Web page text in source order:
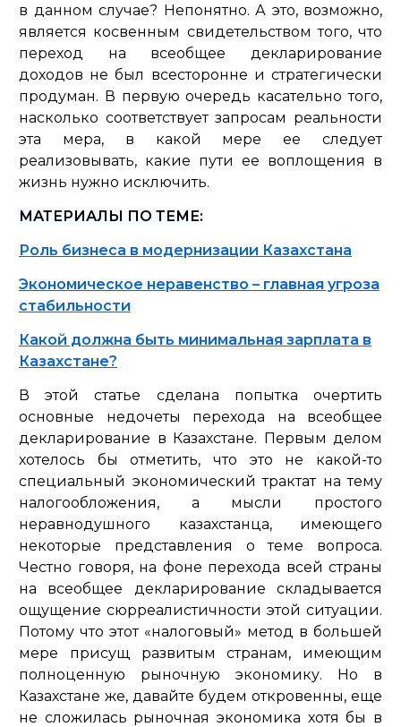
в данном случае? Непонятно. А это, возможно,
является косвенным свидетельством того, что
переход на всеобщее декларирование
доходов не был всесторонне и стратегически
продуман. В первую очередь касательно того,
насколько соответствует запросам реальности
эта мера, в какой мере ее следует
реализовывать, какие пути ее воплощения в
жизнь нужно исключить.
МАТЕРИАЛЫ ПО ТЕМЕ:
Роль бизнеса в модернизации Казахстана
Экономическое неравенство – главная угроза
стабильности
Какой должна быть минимальная зарплата в
Казахстане?
В этой статье сделана попытка очертить
основные недочеты перехода на всеобщее
декларирование в Казахстане. Первым делом
хотелось бы отметить, что это не какой-то
специальный экономический трактат на тему
налогообложения, а мысли простого
неравнодушного казахстанца, имеющего
некоторые представления о теме вопроса.
Честно говоря, на фоне перехода всей страны
на всеобщее декларирование складывается
ощущение сюрреалистичности этой ситуации.
Потому что этот «налоговый» метод в большей
мере присущ развитым странам, имеющим
полноценную рыночную экономику. Но в
Казахстане же, давайте будем откровенны, еще
не сложилась рыночная экономика хотя бы в